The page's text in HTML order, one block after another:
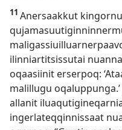
11 Anersaakkut
ilinniartitsissutai
oqaasiinit erserpoq:
malillugu oqaluppunga.’
allanit
ingerlateqqinnissaat